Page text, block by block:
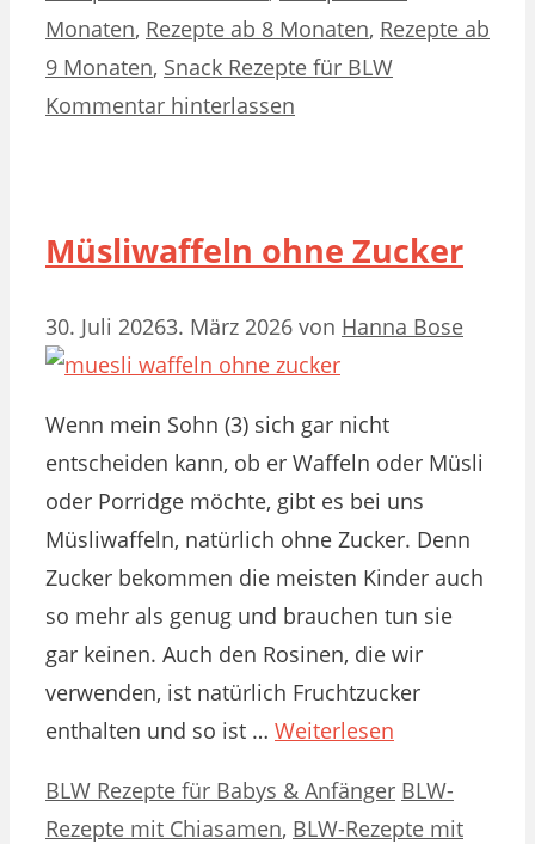
Monaten, Rezepte ab 8 Monaten, Rezepte ab
9 Monaten, Snack Rezepte für BLW
Kommentar hinterlassen
Müsliwaffeln ohne Zucker
30. Juli 20263. März 2026 von Hanna Bose
Wenn mein Sohn (3) sich gar nicht
entscheiden kann, ob er Waffeln oder Müsli
oder Porridge möchte, gibt es bei uns
Müsliwaffeln, natürlich ohne Zucker. Denn
Zucker bekommen die meisten Kinder auch
so mehr als genug und brauchen tun sie
gar keinen. Auch den Rosinen, die wir
verwenden, ist natürlich Fruchtzucker
enthalten und so ist … Weiterlesen
Kategorien
BLW Rezepte für Babys & Anfänger Schlagwörter
BLW-
Rezepte mit Chiasamen, BLW-Rezepte mit